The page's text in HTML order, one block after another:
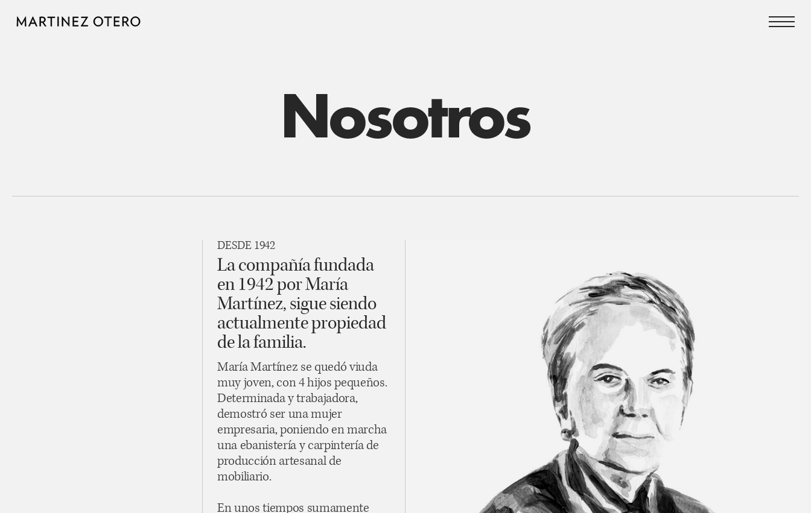
Nosotros
DESDE 1942
La compañía fundada
en 1942 por María
Martínez, sigue siendo
actualmente propiedad
de la familia.
María Martínez se quedó viuda
muy joven, con 4 hijos pequeños.
Determinada y trabajadora,
demostró ser una mujer
empresaria, poniendo en marcha
una ebanistería y carpintería de
producción artesanal de
mobiliario.
En unos tiempos sumamente